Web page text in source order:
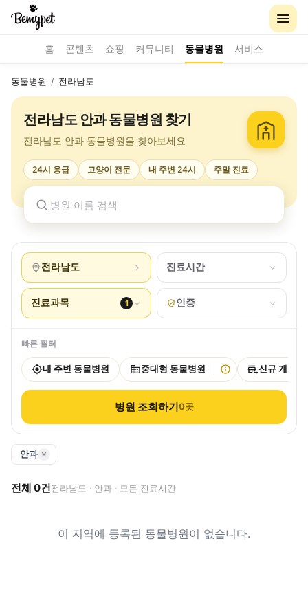
홈 콘텐츠 쇼핑 커뮤니티 동물병원 서비스
동물병원 / 전라남도
전라남도 안과 동물병원 찾기
전라남도 안과 동물병원을 찾아보세요
24시 응급 고양이 전문 내 주변 24시 주말 진료
전라남도 진료시간
진료과목 1 인증
빠른 필터
내 주변 동물병원 중대형 동물병원 신규 개원
병원 조회하기0곳
안과
전체 0건전라남도 · 안과 · 모든 진료시간
이 지역에 등록된 동물병원이 없습니다.